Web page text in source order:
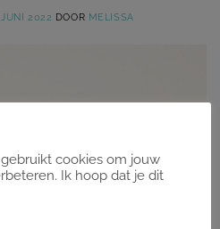
2022 DOOR MELISSA
cookies om jouw
Ik hoop dat je dit